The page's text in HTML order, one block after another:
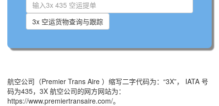
3x 空运货物查询与跟踪
航空公司（Premier Trans Aire ）缩写二字代码为：“3X”， IATA 号
码为435，3X 航空公司的网方网站为：
https://www.premiertransaire.com/。